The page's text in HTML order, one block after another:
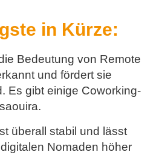
in Kürze:
Bedeutung von Remote
und fördert sie
Es gibt einige Coworking-
überall stabil und lässt
Nomaden höher